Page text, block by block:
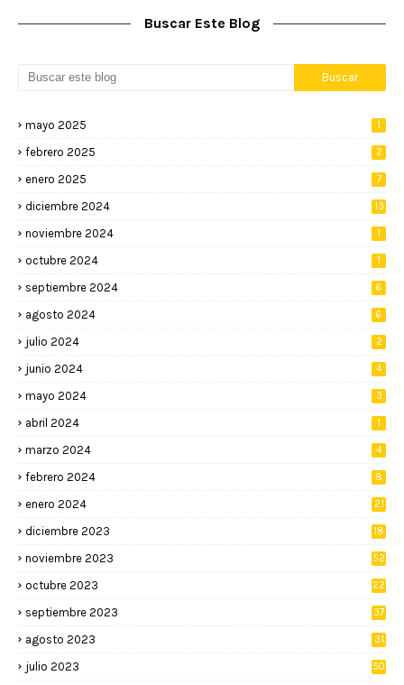
Buscar Este Blog
mayo 2025 1
febrero 2025 2
enero 2025 7
diciembre 2024 13
noviembre 2024 1
octubre 2024 1
septiembre 2024 6
agosto 2024 6
julio 2024 2
junio 2024 4
mayo 2024 3
abril 2024 1
marzo 2024 4
febrero 2024 8
enero 2024 21
diciembre 2023 18
noviembre 2023 52
octubre 2023 22
septiembre 2023 37
agosto 2023 31
julio 2023 50